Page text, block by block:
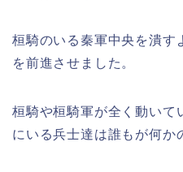
桓騎のいる秦軍中央を潰す
を前進させました。
桓騎や桓騎軍が全く動いて
にいる兵士達は誰もが何か